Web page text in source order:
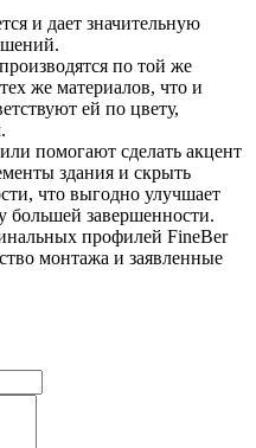
и дает значительную
по той же
же материалов, что и
ей по цвету,
помогают сделать акцент
здания и скрыть
что выгодно улучшает
большей завершенности.
профилей FineBer
монтажа и заявленные